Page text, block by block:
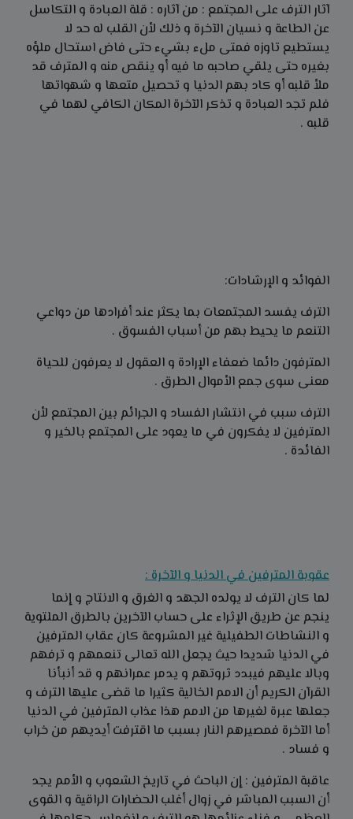
آثار الترف على المجتمع : من آثاره : قلة العبادة و التكاسل
عن الطاعة و نسيان الآخرة و ذلك لأن القلب له حد لا
يستطيع تاوزه فمتى ملء بشيء حتى فاض استحال ملؤه
بغيره حتى يلقي صاحبه ما فيه أو ينقص منه و المترف قد
ملأ قلبه أو كاد بهم الدنيا و تحصيل متعها و شهواتها
فلم تجد العبادة و تذكر الآخرة المكان الكافي لهما في
قلبه .
الفوائد و الإرشادات:
الترف يفسد المجتمعات بما يكثر عند أفرادها من دواعي
التنعم ما يحيط بهم من أسباب الفسوق .
المترفون دائما ضعفاء الإرادة و العقول لا يعرفون للحياة
معنى سوى جمع الأموال الطرق .
الترف سبب في انتشار الفساد و الجرائم بين المجتمع لأن
المترفين لا يفكرون في ما يعود على المجتمع بالخير و
الفائدة .
عقوبة المترفين في الدنيا و الآخرة :
لما كان الترف لا يولده الجهد و الغرق و الانتاج و إنما
ينجم عن طريق الإثراء على حساب الآخرين بالطرق الملتوية
و النشاطات الطفيلية غير المشروعة كان عقاب المترفين
في الدنيا شديدا حيث يجعل الله تعالى تنعمهم و ترفهم
وبالا عليهم فيبدد ثروتهم و يدمر عمرانهم و قد أنبأنا
القرآن الكريم أن الامم الخالية كثيرا ما قضى عليها الترف و
جعلها عبرة لغيرها من الامم هذا عذاب المترفين في الدنيا
أما الآخرة فمصيرهم النار بسبب ما اقترفت أيديهم من خراب
و فساد .
عاقبة المترفين : إن الباحث في تاريخ الشعوب و الأمم يجد
أن السبب المباشر في زوال أغلب الحضارات الراقية و القوى